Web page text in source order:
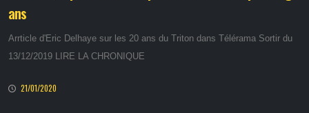
ans
Arrticle d'Eric Delhaye sur les 20 ans du Triton dans Télérama Sortir du
13/12/2019 LIRE LA CHRONIQUE
21/01/2020